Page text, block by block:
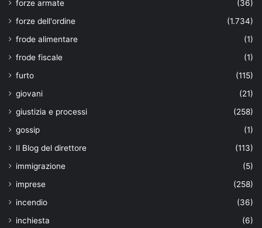
forze armate
(36)
forze dell'ordine
(1.734)
frode alimentare
(1)
frode fiscale
(1)
furto
(115)
giovani
(21)
giustizia e processi
(258)
gossip
(1)
Il Blog del direttore
(113)
immigrazione
(5)
imprese
(258)
incendio
(36)
inchiesta
(6)